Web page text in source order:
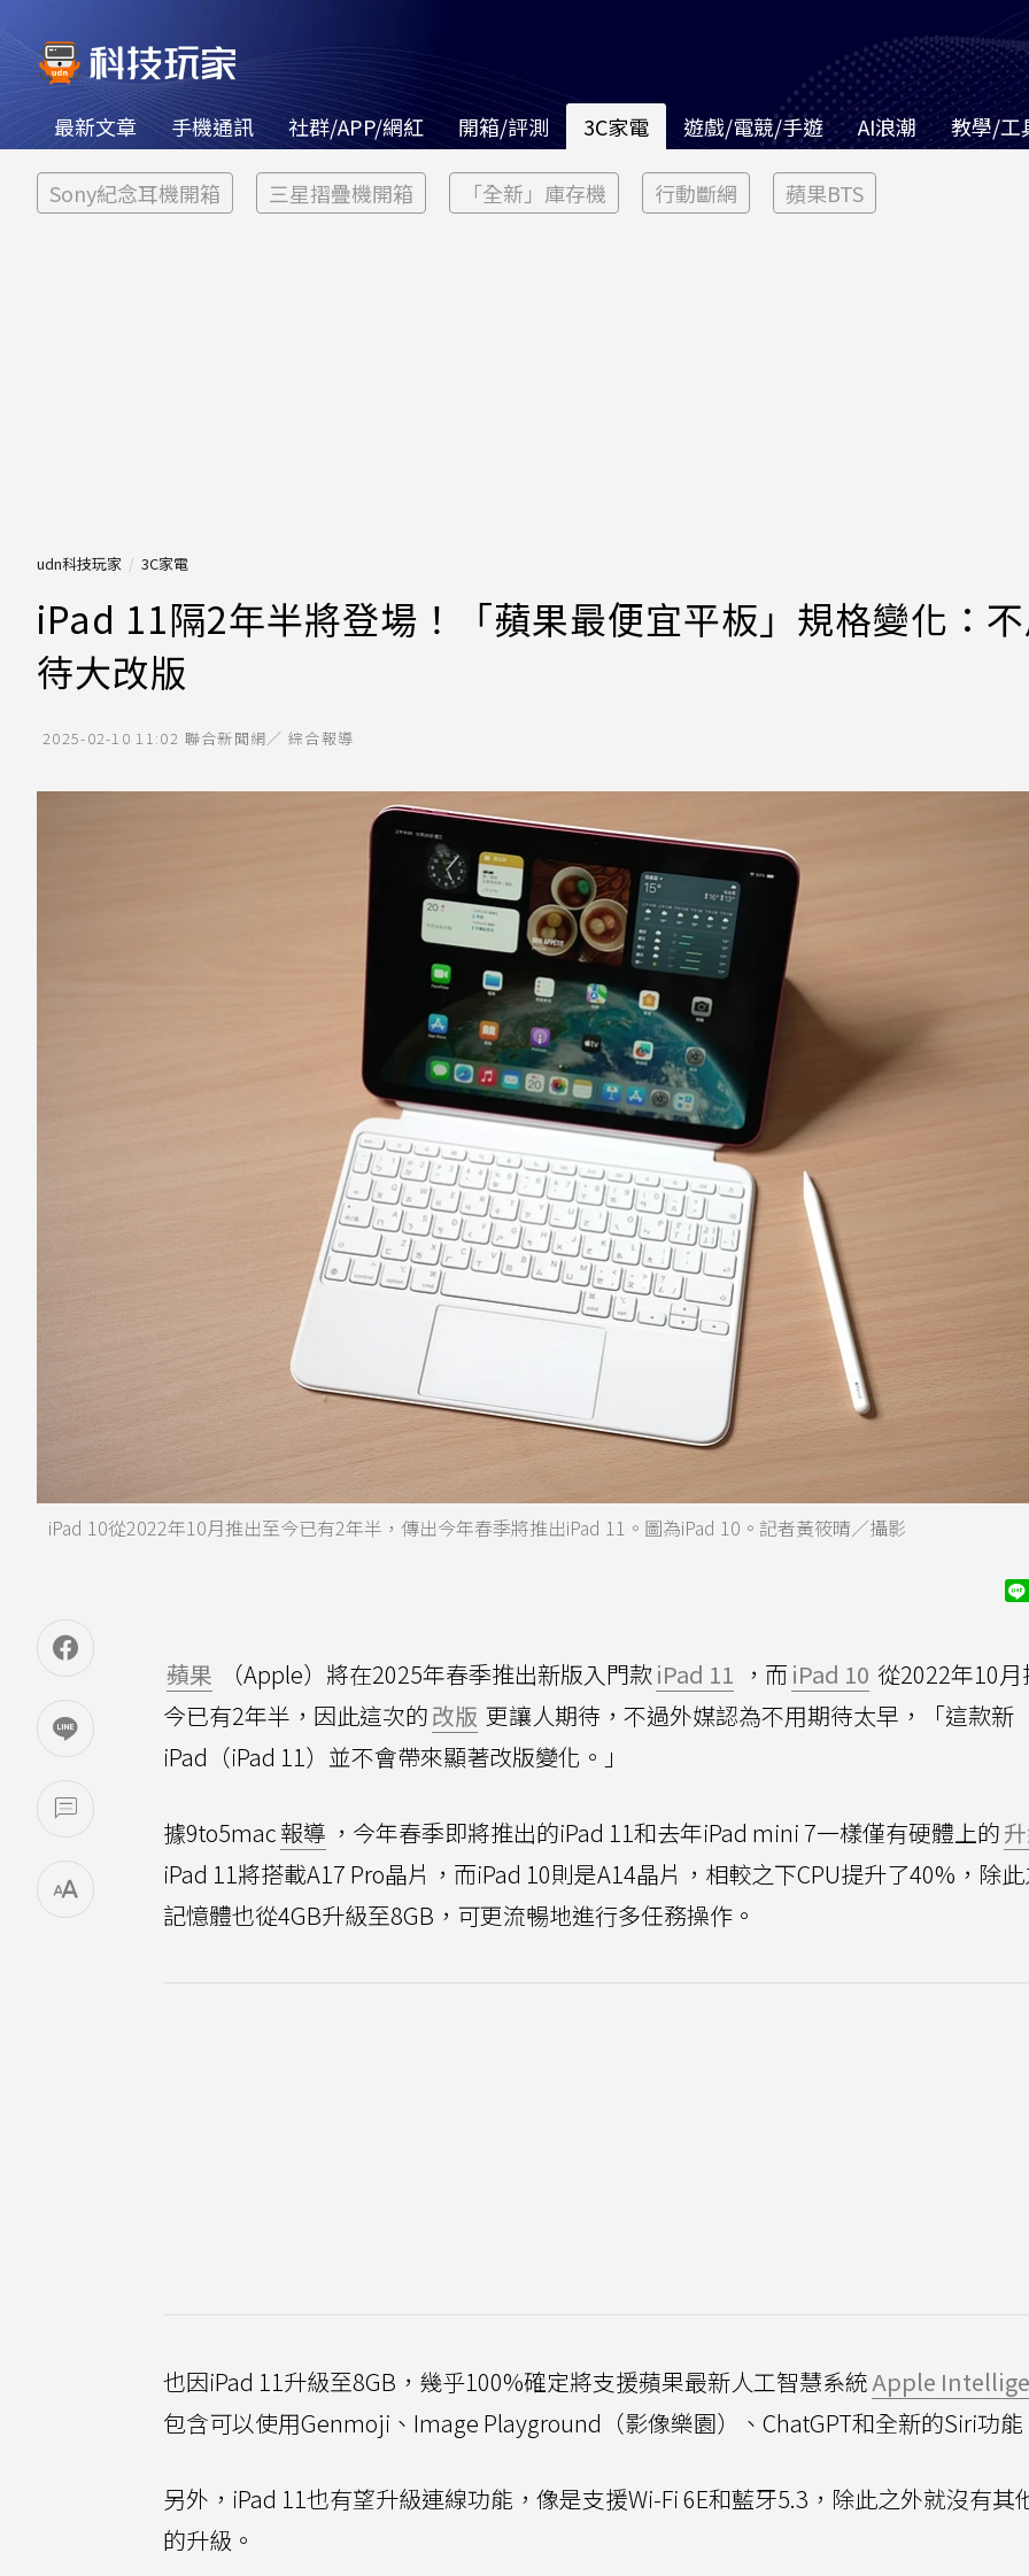
最新文章 手機通訊 社群/APP/網紅 開箱/評測 3C家電 遊戲/電競/手遊 AI浪潮 教學/工
Sony紀念耳機開箱 三星摺疊機開箱 「全新」庫存機 行動斷網 蘋果BTS
udn科技玩家 3C家電
iPad 11隔2年半將登場！「蘋果最便宜平板」規格變化：
待大改版
2025-02-10 11:02 聯合新聞網／ 綜合報導
iPad 10從2022年10月推出至今已有2年半，傳出今年春季將推出iPad 11。圖為iPad 10。記者黃筱晴／攝影
蘋果 （Apple）將在2025年春季推出新版入門款iPad 11 ，而 iPad 10 從2022年10
今已有2年半，因此這次的改版 更讓人期待，不過外媒認為不用期待太早，「這款新
iPad（iPad 11）並不會帶來顯著改版變化。」
據9to5mac報導 ，今年春季即將推出的iPad 11和去年iPad mini 7一樣僅有硬體上的
iPad 11將搭載A17 Pro晶片，而iPad 10則是A14晶片，相較之下CPU提升了40%，除
記憶體也從4GB升級至8GB，可更流暢地進行多任務操作。
也因iPad 11升級至8GB，幾乎100%確定將支援蘋果最新人工智慧系統Apple
包含可以使用Genmoji、Image Playground（影像樂園）、ChatGPT和全新的Siri功
另外，iPad 11也有望升級連線功能，像是支援Wi-Fi 6E和藍牙5.3，除此之外就沒有其
的升級。